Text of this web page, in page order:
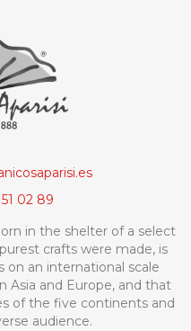
02 89
in the shelter of a select
crafts were made, is
an international scale
Asia and Europe, and that
of the five continents and
audience.